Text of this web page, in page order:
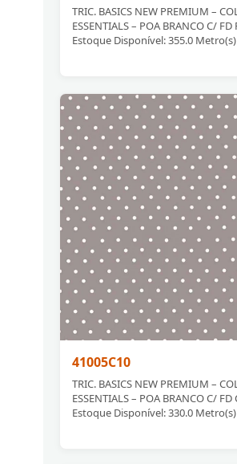
TRIC. BASICS NEW PREMIUM –
ESSENTIALS – POA BRANCO C/ FD
Estoque Disponível: 355.0 Metro(s)
41005C10
TRIC. BASICS NEW PREMIUM –
ESSENTIALS – POA BRANCO C/ FD
Estoque Disponível: 330.0 Metro(s)